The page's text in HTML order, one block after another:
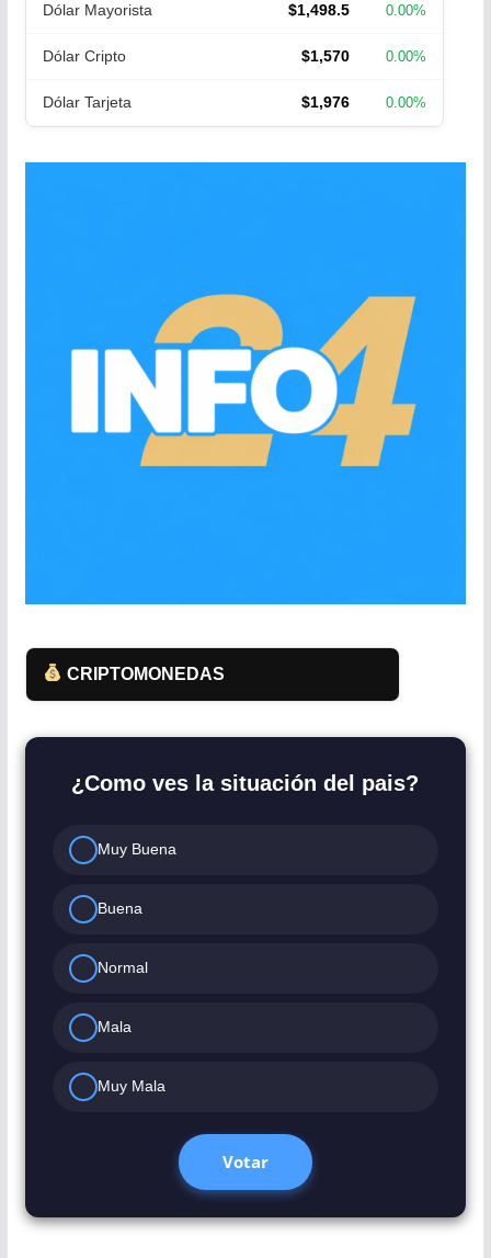
Dólar Mayorista $1,498.5 0.00%
Dólar Cripto $1,570 0.00%
Dólar Tarjeta $1,976 0.00%
CRIPTOMONEDAS
¿Como ves la situación del pais?
Muy Buena
Buena
Normal
Mala
Muy Mala
Votar